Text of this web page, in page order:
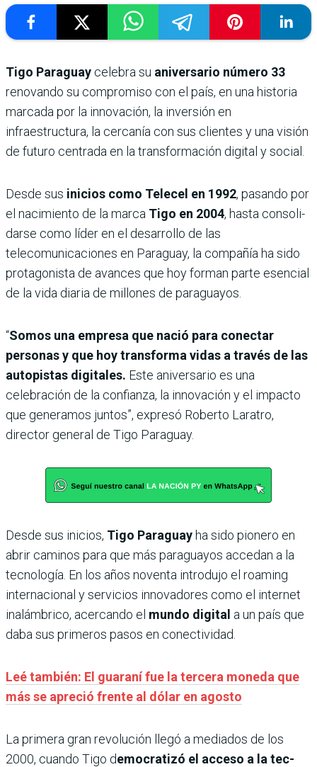
Tigo Paraguay celebra su ani­versario número 33
reno­vando su compromiso con el país, en una historia
marcada por la innovación, la inversión en
infraestructura, la cerca­nía con sus clientes y una visión
de futuro centrada en la transformación digital y social.
Desde sus inicios como Telecel en 1992, pasando por
el nacimiento de la marca Tigo en 2004, hasta consoli­
darse como líder en el desa­rrollo de las
telecomunicacio­nes en Paraguay, la compañía ha sido
protagonista de avan­ces que hoy forman parte esencial
de la vida diaria de millones de paraguayos.
“Somos una empresa que nació para conectar
personas y que hoy transforma vidas a través de las
autopistas digi­tales. Este aniversario es una
celebración de la confianza, la innovación y el impacto
que generamos juntos”, expresó Roberto Laratro,
director general de Tigo Paraguay.
Desde sus inicios, Tigo Para­guay ha sido pionero en
abrir caminos para que más para­guayos accedan a la
tecno­logía. En los años noventa introdujo el roaming
inter­nacional y servicios inno­vadores como el internet
inalámbrico, acercando el mundo digital a un país que
daba sus primeros pasos en conectividad.
Leé también: El guaraní fue la tercera moneda que
más se apreció frente al dólar en agosto
La primera gran revolu­ción llegó a mediados de los
2000, cuando Tigo demo­cratizó el acceso a la tec­